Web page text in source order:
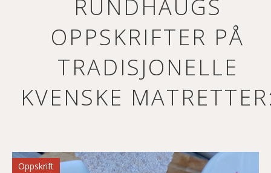
RUNDHAUGS
OPPSKRIFTER PÅ
TRADISJONELLE
KVENSKE
Oppskrift